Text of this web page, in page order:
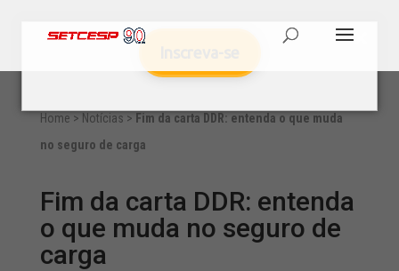
Home > Notícias > Fim da carta DDR: entenda o que muda
no seguro de carga
Fim da carta DDR: entenda
o que muda no seguro de
carga